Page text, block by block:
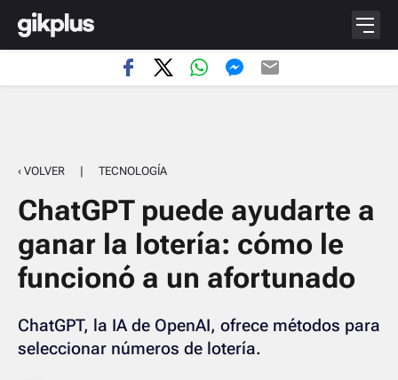
‹ VOLVER | TECNOLOGÍA
ChatGPT puede ayudarte a
ganar la lotería: cómo le
funcionó a un afortunado
ChatGPT, la IA de OpenAI, ofrece métodos para
seleccionar números de lotería.